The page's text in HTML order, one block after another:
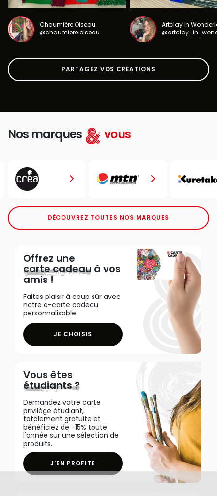
Chaumière Oiseau
@chaumiere.oiseau
Artclay in
PARTAGEZ VOS CRÉATIONS
Nos marques vous
DÉCOUVREZ TOUTES NOS MARQUES
Offrez une
carte cadeau à vos
amis !
Faites plaisir à coup sûr avec
notre e-carte cadeau
personnalisable.
JE CHOISIS
Vous êtes
étudiants ?
Demandez votre carte
privilège étudiant,
totalement gratuite et
bénéficiez de -15% toute
l'année sur une sélection de
produits.
J'EN PROFITE